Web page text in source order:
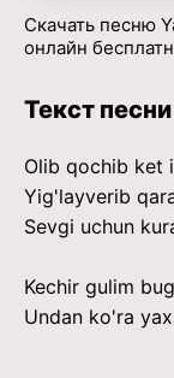
Скачать песню
онлайн
Текст песни
Olib qochib ket
Yig'layverib
Sevgi uchun
Kechir gulim
Undan ko'ra